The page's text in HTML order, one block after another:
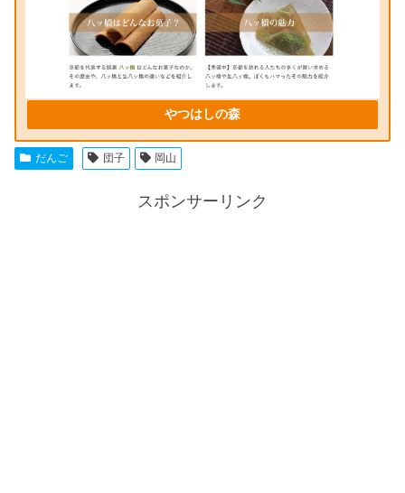
やつはしの森
だんご 団子 岡山
スポンサーリンク